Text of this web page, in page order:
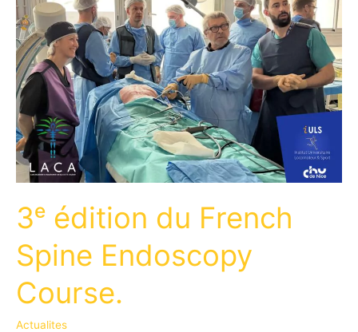
3ᵉ édition du French
Spine Endoscopy
Course.
Actualites